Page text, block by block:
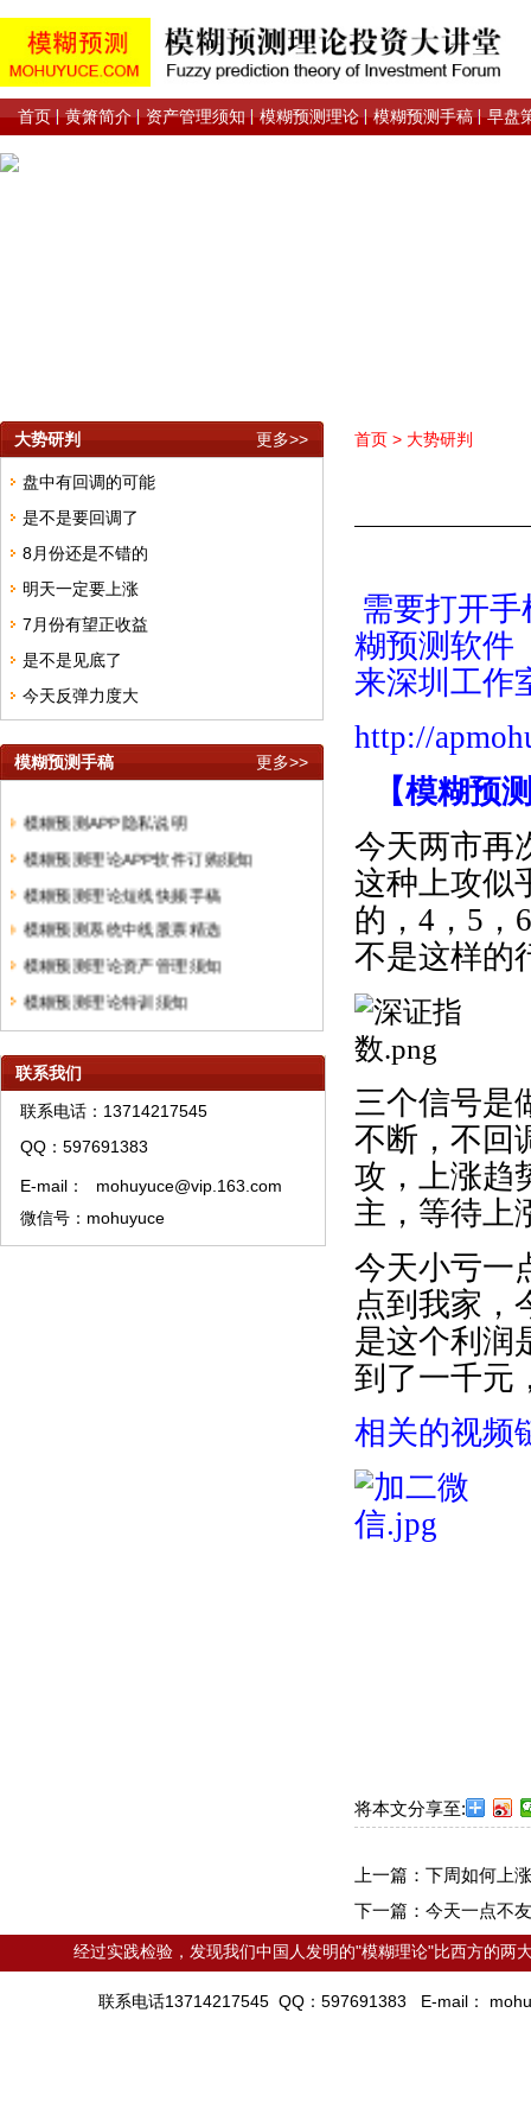
首页 黄箫简介 资产管理须知 模糊预测理论 模糊预测手稿 早盘
大势研判 更多>>
盘中有回调的可能
是不是要回调了
8月份还是不错的
明天一定要上涨
7月份有望正收益
是不是见底了
今天反弹力度大
模糊预测手稿 更多>>
模糊预测APP隐私说明
模糊预测理论APP软件订购须知
模糊预测理论短线快频手稿
模糊预测系统中线股票精选
模糊预测理论资产管理须知
模糊预测理论特训须知
模糊预测系统培训教材购买须知
模糊预测APP软件A类权限代理销售流程
联系我们
联系电话：13714217545
QQ：597691383
E-mail：
mohuyuce@vip.163.com
微信号：mohuyuce
首页 > 大势研判
需要打开
糊预测软件
来深圳工作
http://
【模糊预
今天两市再
这种上攻似
的， 4 ， 5 ， 6
不是这样的
三个信号是
不断，不回
攻，上涨趋
主，等待上
今天小亏一
点到我家，
是这个利润
到了一千元
相关的视频
将本文分享至:
上一篇： 下周如何上
下一篇： 今天一点不
经过实践检验，发现我们中国人发明的"模糊理论"比西方的两
联系电话13714217545 QQ：597691383 E-mail：